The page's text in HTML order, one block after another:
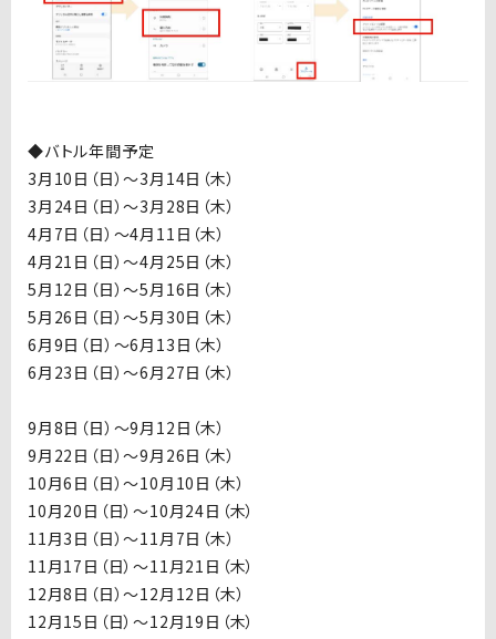
◆バトル年間予定
3月10日（日）〜3月14日（木）
3月24日（日）〜3月28日（木）
4月7日（日）〜4月11日（木）
4月21日（日）〜4月25日（木）
5月12日（日）〜5月16日（木）
5月26日（日）〜5月30日（木）
6月9日（日）〜6月13日（木）
6月23日（日）〜6月27日（木）
9月8日（日）〜9月12日（木）
9月22日（日）〜9月26日（木）
10月6日（日）〜10月10日（木）
10月20日（日）〜10月24日（木）
11月3日（日）〜11月7日（木）
11月17日（日）〜11月21日（木）
12月8日（日）〜12月12日（木）
12月15日（日）〜12月19日（木）